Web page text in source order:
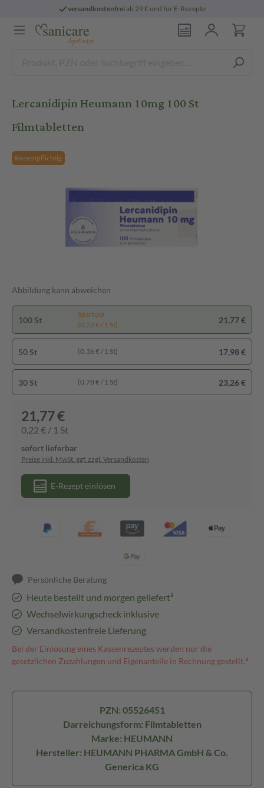
versandkostenfreiab 29 € und für E-Rezepte
Lercanidipin Heumann 10mg 100 St
Filmtabletten
Rezeptpflichtig
Abbildung kann abweichen
100 St
Spartipp
(0,22 € / 1 St)
21,77 €
50 St (0,36 € / 1 St) 17,98 €
30 St (0,78 € / 1 St) 23,26 €
21,77 €
0,22 € / 1 St
sofort lieferbar
Preise inkl. MwSt. ggf. zzgl. Versandkosten
E-Rezept einlösen
Persönliche Beratung
Heute bestellt und morgen geliefert³
Wechselwirkungscheck inklusive
Versandkostenfreie Lieferung
Bei der Einlösung eines Kassenrezeptes werden nur die
gesetzlichen Zuzahlungen und Eigenanteile in Rechnung gestellt.⁴
PZN: 05526451
Darreichungsform: Filmtabletten
Marke: HEUMANN
Hersteller: HEUMANN PHARMA GmbH & Co.
Generica KG